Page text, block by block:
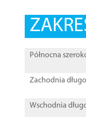
Północna
Zachodnia
Wschodnia